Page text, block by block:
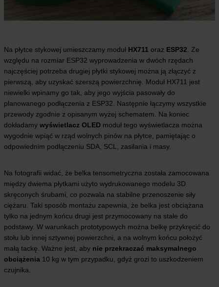
Na płytce stykowej umieszczamy moduł HX711 oraz ESP32. Ze
względu na rozmiar ESP32 wyprowadzenia w dwóch rzędach
najczęściej potrzeba drugiej płytki stykowej można ją złączyć z
pierwszą, aby uzyskać szerszą powierzchnię. Moduł HX711 jest
niewielki wpinamy go tak, aby jego wyjścia pasowały do
planowanego podłączenia z ESP32. Następnie łączymy wszystkie
przewody zgodnie z opisanym wyżej schematem. Na koniec
dokładamy wyświetlacz OLED moduł tego wyświetlacza można
wygodnie wpiąć w rząd wolnych pinów na płytce, pamiętając o
odpowiednim podłączeniu SDA, SCL, zasilania i masy.
Na fotografii widać, że belka tensometryczna została zamocowana
między dwiema płytkami użyto wydrukowanego modelu 3D
skręconych śrubami, co pozwala na stabilne przenoszenie siły
ciężaru. Taki sposób montażu zapewnia, że belka jest obciążana
tylko na jednym końcu drugi jest przymocowany na stałe do
podstawy. W warunkach prototypowych można belkę przykręcić do
stołu lub innej sztywnej powierzchni, a na wolnym końcu położyć
małą tackę. Ważne jest, aby nie przekraczać maksymalnego
obciążenia 10 kg w tym przypadku, gdyż grozi to uszkodzeniem
czujnika.